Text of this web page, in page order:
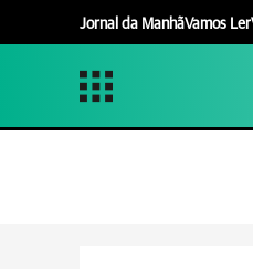
Jornal da ManhãVamos Ler